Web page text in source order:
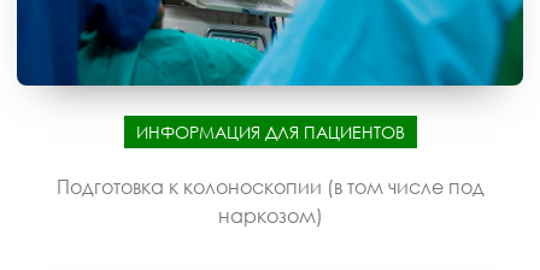
ИНФОРМАЦИЯ ДЛЯ ПАЦИЕНТОВ
Подготовка к колоноскопии (в том числе под
наркозом)